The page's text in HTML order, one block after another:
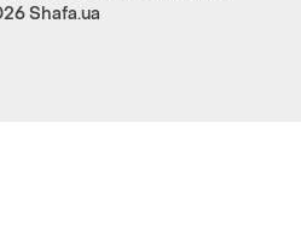
Shafa.ua